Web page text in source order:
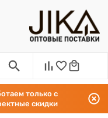
только с
скидки